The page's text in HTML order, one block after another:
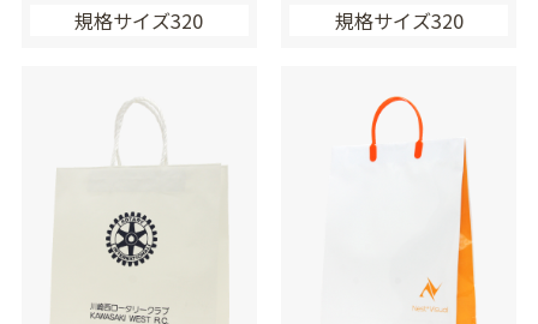
規格サイズ320 規格サイズ320